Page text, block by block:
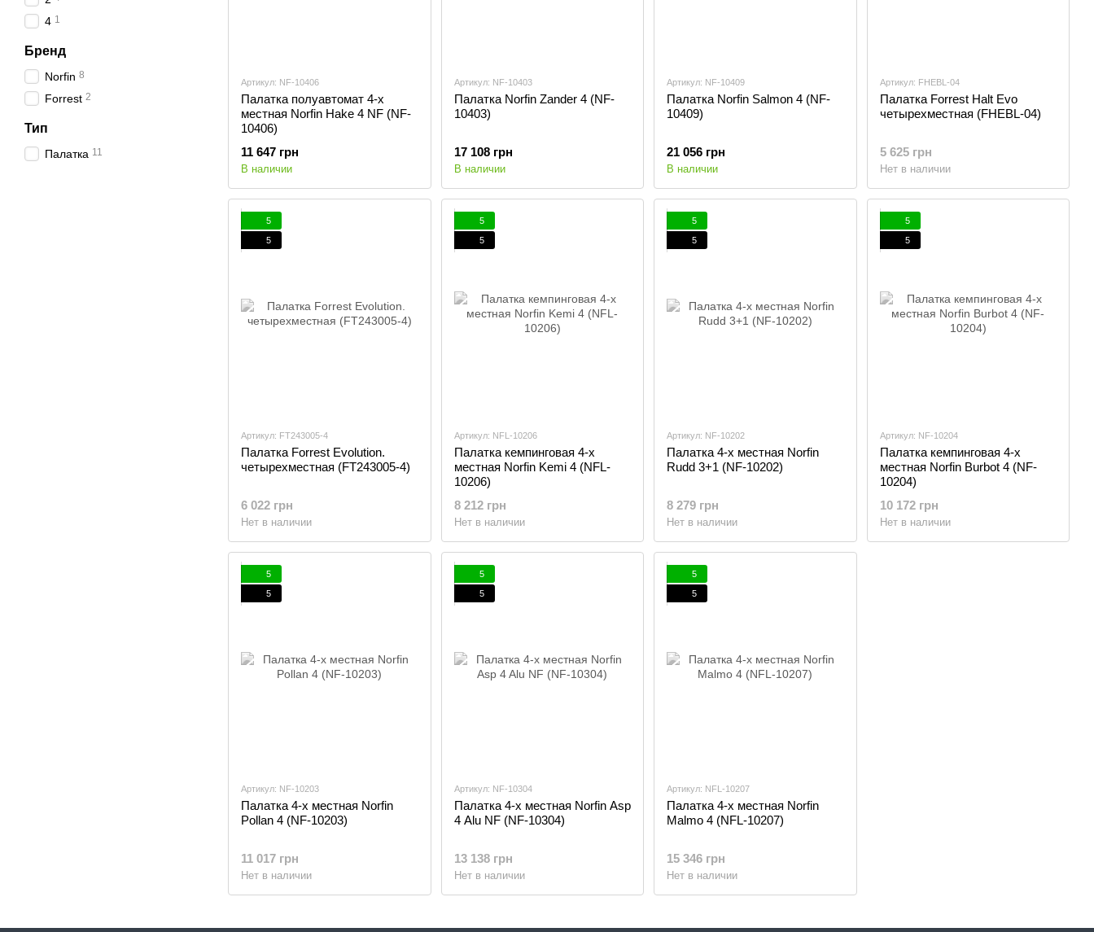
Артикул: NF-10406
Палатка полуавтомат 4-х
местная Norfin Hake 4 NF (NF-
10406)
11 647 грн
В наличии
Артикул: NF-10403
Палатка Norfin Zander 4 (NF-
10403)
17 108 грн
В наличии
Артикул: NF-10409
Палатка Norfin Salmon 4 (NF-
10409)
21 056 грн
В наличии
Артикул: FHEBL-04
Палатка Forrest Halt Evo
четырехместная (FHEBL-04)
5 625 грн
Нет в наличии
5
5
Артикул: FT243005-4
Палатка Forrest Evolution.
четырехместная (FT243005-4)
6 022 грн
Нет в наличии
5
5
Артикул: NFL-10206
Палатка кемпинговая 4-х
местная Norfin Kemi 4 (NFL-
10206)
8 212 грн
Нет в наличии
5
5
Артикул: NF-10202
Палатка 4-х местная Norfin
Rudd 3+1 (NF-10202)
8 279 грн
Нет в наличии
5
5
Артикул: NF-10204
Палатка кемпинговая 4-х
местная Norfin Burbot 4 (NF-
10204)
10 172 грн
Нет в наличии
5
5
Артикул: NF-10203
Палатка 4-х местная Norfin
Pollan 4 (NF-10203)
11 017 грн
Нет в наличии
5
5
Артикул: NF-10304
Палатка 4-х местная Norfin Asp
4 Alu NF (NF-10304)
13 138 грн
Нет в наличии
5
5
Артикул: NFL-10207
Палатка 4-х местная Norfin
Malmo 4 (NFL-10207)
15 346 грн
Нет в наличии
4 1
Бренд
Norfin 8
Forrest 2
Тип
Палатка 11